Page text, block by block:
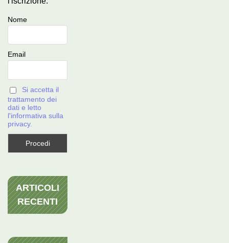
Nome
Email
Si accetta il
trattamento dei
dati e letto
l'informativa sulla
privacy.
ARTICOLI
RECENTI